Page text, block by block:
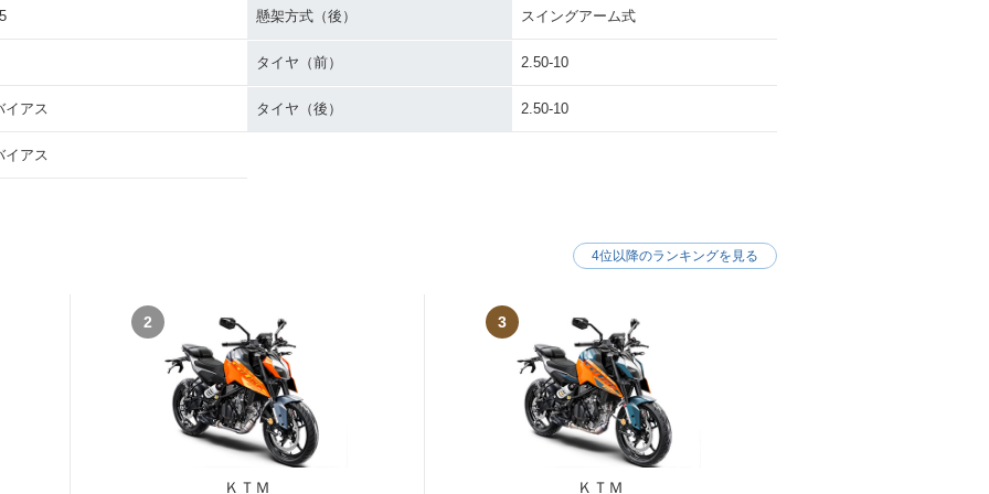
懸架方式（後） スイングアーム式
タイヤ（前） 2.50-10
イアス タイヤ（後） 2.50-10
イアス
2
ＫＴＭ
3
ＫＴＭ
4位以降のランキングを見る